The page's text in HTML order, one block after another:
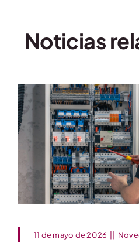
Noticias
11 de mayo de 2026